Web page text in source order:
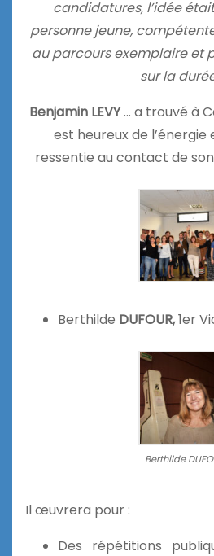
candidatures, l’idée
personne jeune,
au parcours exemplaire et
sur la
Benjamin LEVY… a trouvé à
est heureux de
ressentie au contact de
Berthilde DUFOUR,1er
Berthilde
Il œuvrera pour :
Des répétitions